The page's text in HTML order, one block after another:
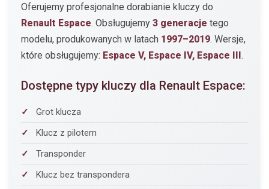
Oferujemy profesjonalne dorabianie kluczy do
Renault Espace. Obsługujemy 3 generacje tego
modelu, produkowanych w latach 1997–2019. Wersje,
które obsługujemy: Espace V, Espace IV, Espace III.
Dostępne typy kluczy dla Renault Espace:
Grot klucza
Klucz z pilotem
Transponder
Klucz bez transpondera